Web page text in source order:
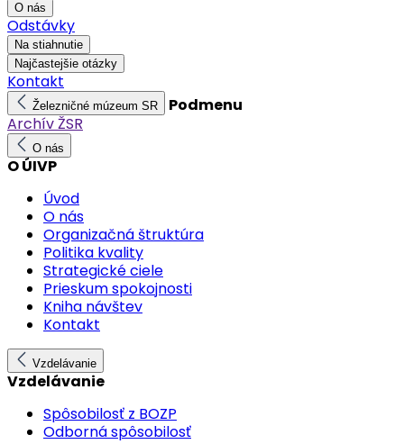
O nás
Odstávky
Na stiahnutie
Najčastejšie otázky
Kontakt
Železničné múzeum SR
Podmenu
Archív ŽSR
O nás
O ÚIVP
Úvod
O nás
Organizačná štruktúra
Politika kvality
Strategické ciele
Prieskum spokojnosti
Kniha návštev
Kontakt
Vzdelávanie
Vzdelávanie
Spôsobilosť z BOZP
Odborná spôsobilosť